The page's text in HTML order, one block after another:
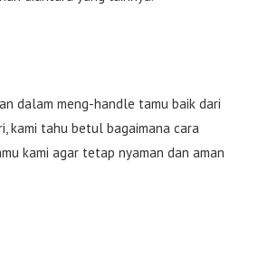
dalam meng-handle tamu baik dari
kami tahu betul bagaimana cara
kami agar tetap nyaman dan aman